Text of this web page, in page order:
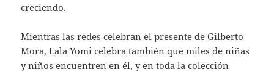
creciendo.
Mientras las redes celebran el presente de Gilberto
Mora, Lala Yomi celebra también que miles de niñas
y niños encuentren en él, y en toda la colección